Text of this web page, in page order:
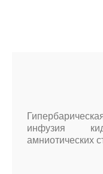
инфузия
амниотических